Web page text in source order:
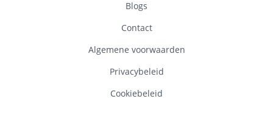
Blogs
Contact
Algemene voorwaarden
Privacybeleid
Cookiebeleid